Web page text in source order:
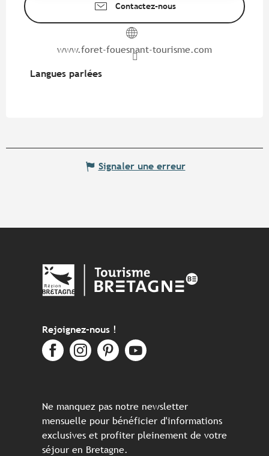
Contactez-nous
www.foret-fouesnant-tourisme.com
Langues parlées
Langues parlées
Signaler une erreur
Rejoignez-nous !
Ne manquez pas notre newsletter
mensuelle pour bénéficier d'informations
exclusives et profiter pleinement de votre
séjour en Bretagne.